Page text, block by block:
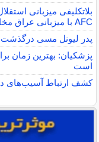
بلاتکلیفی میزبانی
AFC با میزبانی عراق مخالفت کرد
پدر لیونل مسی درگذشت
پزشکیان: بهترین زمان
است
کشف ارتباط آسیب‌های